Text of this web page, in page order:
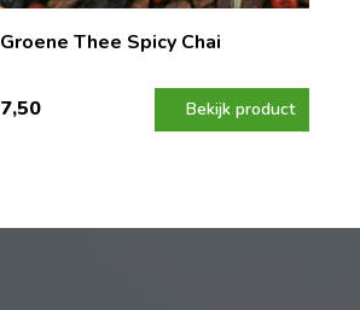
Groene Thee Spicy Chai
7,50 Bekijk product